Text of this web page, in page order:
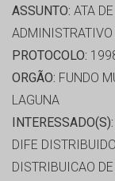
ASSUNTO: ATA
PROTOCOLO:
ORGÃO: FUNDO
LAGUNA
INTERESSADO(S):
DIFE
DISTRIBUICAO